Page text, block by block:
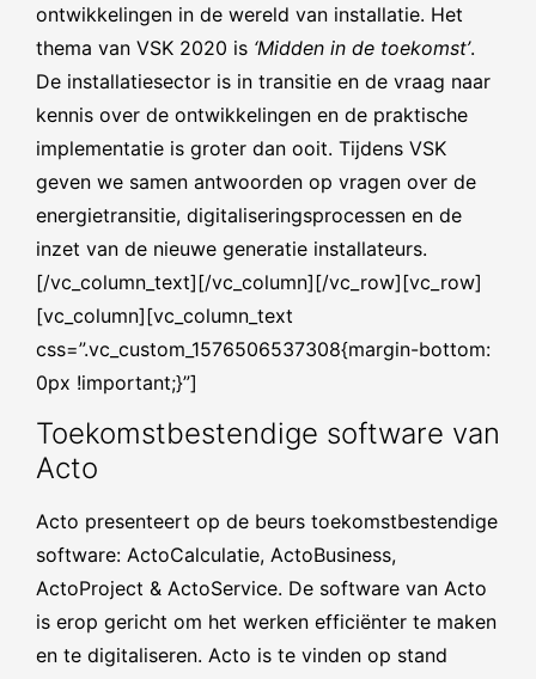
ontwikkelingen in de wereld van installatie. Het
thema van VSK 2020 is ‘Midden in de toekomst’.
De installatiesector is in transitie en de vraag naar
kennis over de ontwikkelingen en de praktische
implementatie is groter dan ooit. Tijdens VSK
geven we samen antwoorden op vragen over de
energietransitie, digitaliseringsprocessen en de
inzet van de nieuwe generatie installateurs.
[/vc_column_text][/vc_column][/vc_row][vc_row]
[vc_column][vc_column_text
css=”.vc_custom_1576506537308{margin-bottom:
0px !important;}”]
Toekomstbestendige software van
Acto
Acto presenteert op de beurs toekomstbestendige
software: ActoCalculatie, ActoBusiness,
ActoProject & ActoService. De software van Acto
is erop gericht om het werken efficiënter te maken
en te digitaliseren. Acto is te vinden op stand